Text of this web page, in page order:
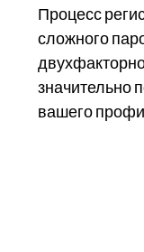
Процесс
сложного
значительно
вашего